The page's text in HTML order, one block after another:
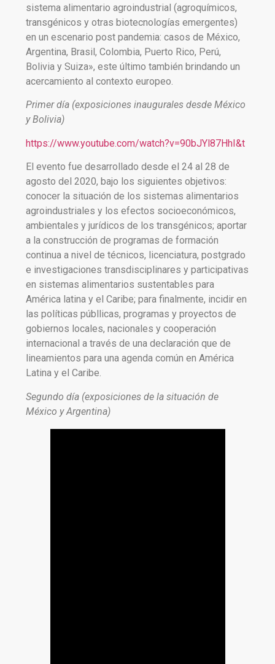
sistema alimentario agroindustrial (agroquímicos,
transgénicos y otras biotecnologías emergentes)
en un escenario post pandemia: casos de México,
Argentina, Brasil, Colombia, Puerto Rico, Perú,
Bolivia y Suiza», este último también brindando un
acercamiento al contexto europeo.
Primer día (exposiciones inaugurales desde México
y Bolivia)
https://www.youtube.com/watch?v=90bJYl87HhI&t
El evento fue desarrollado desde el 24 al 28 de
agosto del 2020, bajo los siguientes objetivos:
conocer la situación de los sistemas alimentarios
agroindustriales y los efectos socioeconómicos,
ambientales y jurídicos de los transgénicos; aportar
a la construcción de programas de formación
continua a nivel de técnicos, licenciatura, postgrado
e investigaciones transdisciplinares y participativas
en sistemas alimentarios sustentables para
América latina y el Caribe; para finalmente, incidir en
las políticas públlicas, programas y proyectos de
gobiernos locales, nacionales y cooperación
internacional a través de una declaración que de
lineamientos para una agenda común en América
Latina y el Caribe.
Segundo día (exposiciones de la situación de
México y Argentina)